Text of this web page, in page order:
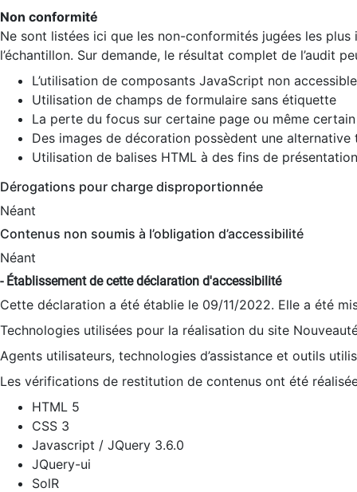
Non conformité
Ne sont listées ici que les non-conformités jugées les
l’échantillon. Sur demande, le résultat complet de l’audit
L’utilisation de composants JavaScript non
Utilisation de champs de formulaire sans étiquette
La perte du focus sur certaine page ou même
Des images de décoration possèdent une alternative
Utilisation de balises HTML à des fins de
Dérogations pour charge disproportionnée
Néant
Contenus non soumis à l’obligation d’accessibilité
Néant
- Établissement de cette déclaration d'accessibilité
Cette déclaration a été établie le 09/11/2022. Elle a été
Technologies utilisées pour la réalisation du site
Agents utilisateurs, technologies d’assistance et outils
Les vérifications de restitution de contenus ont été
HTML 5
CSS 3
Javascript / JQuery 3.6.0
JQuery-ui
SolR